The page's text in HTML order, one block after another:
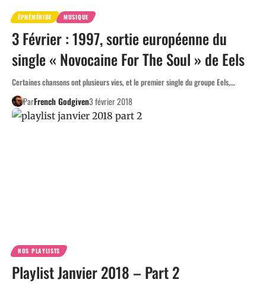
ÉPHÉMÉRIDE MUSIQUE
3 Février : 1997, sortie européenne du
single « Novocaine For The Soul » de Eels
Certaines chansons ont plusieurs vies, et le premier single du groupe Eels,…
ParFrench Godgiven3 février 2018
NOS PLAYLISTS
Playlist Janvier 2018 – Part 2